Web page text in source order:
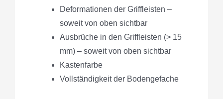
Deformationen der Griffleisten –
soweit von oben sichtbar
Ausbrüche in den Griffleisten (> 15
mm) – soweit von oben sichtbar
Kastenfarbe
Vollständigkeit der Bodengefache